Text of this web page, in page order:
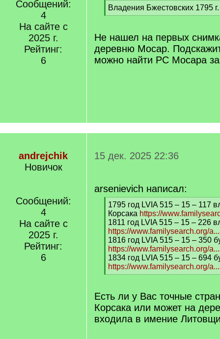
Сообщений:
4
На сайте с
2025 г.
Рейтинг:
6
[
q
Владения Бжестовских 1795
[
q
Не нашел на первых
деревню Мосар.
можно найти РС Мосара
andrejchik
Новичок
Сообщений:
4
На сайте с
2025 г.
Рейтинг:
6
15 дек. 2025 22:36
arsenievich написал:
[
q
]
1795 год LVIA 515 – 15 – 117
Корсака https://
1811 год LVIA 515 – 15 – 226
https://www.familysearch.org/
1816 год LVIA 515 – 15 – 350
https://www.familysearch.org/
1834 год LVIA 515 – 15 – 694
https://www.familysearch.org/
[
q
]
Есть ли у Вас точные
Корсака или может на
входила в имение